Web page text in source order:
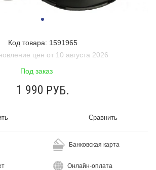
Код товара: 1591965
Под заказ
цен от 10 августа 2026
1 990 РУБ.
Сравнить
Банковская карта
Онлайн-оплата